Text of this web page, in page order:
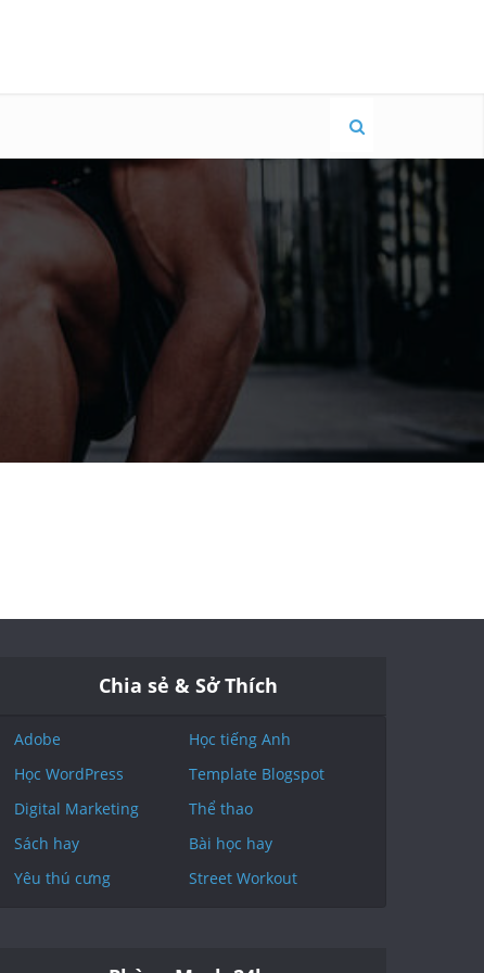
Chia sẻ & Sở Thích
Adobe
Học tiếng Anh
Học WordPress
Template Blogspot
Digital Marketing
Thể thao
Sách hay
Bài học hay
Yêu thú cưng
Street Workout